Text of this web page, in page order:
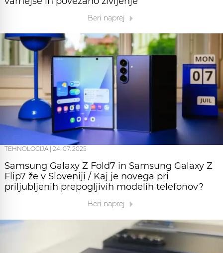
Beri naprej
TEHNOLOGIJA 24. 07. 2025
Samsung Galaxy Z Fold7 in Samsung Galaxy Z
Flip7 že v Sloveniji / Kaj je novega pri
priljubljenih prepogljivih modelih telefonov?
Beri naprej